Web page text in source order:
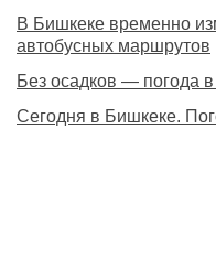
В Бишкеке временно
автобусных маршрутов
Без осадков — погода
Сегодня в Бишкеке.